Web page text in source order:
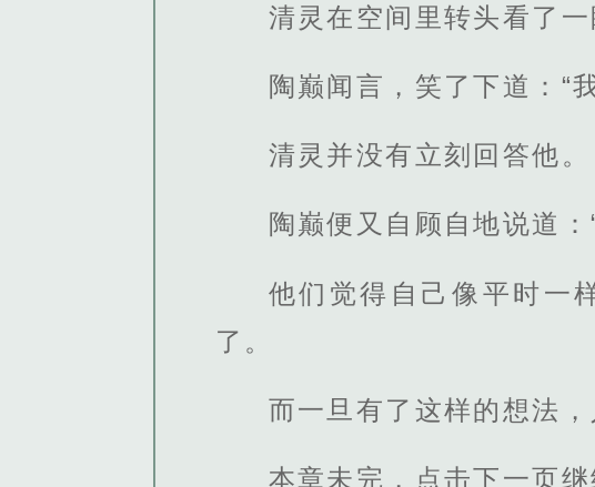
清灵在空间里转头看了
陶巅闻言，笑了下道：“
清灵并没有立刻回答他。
陶巅便又自顾自地说道
他们觉得自己像平时一
了。
而一旦有了这样的想法
本章未完，点击下一页继